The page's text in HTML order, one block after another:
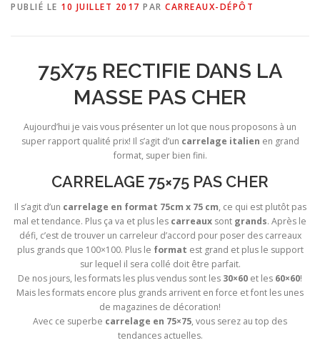
PUBLIÉ LE 10 JUILLET 2017 PAR CARREAUX-DÉPÔT
75X75 RECTIFIE DANS LA
MASSE PAS CHER
Aujourd’hui je vais vous présenter un lot que nous proposons à un
super rapport qualité prix! Il s’agit d’un carrelage italien en grand
format, super bien fini.
CARRELAGE 75×75 PAS CHER
Il s’agit d’un carrelage en format 75cm x 75 cm, ce qui est plutôt pas
mal et tendance. Plus ça va et plus les carreaux sont grands. Après le
défi, c’est de trouver un carreleur d’accord pour poser des carreaux
plus grands que 100×100. Plus le format est grand et plus le support
sur lequel il sera collé doit être parfait.
De nos jours, les formats les plus vendus sont les 30×60 et les 60×60!
Mais les formats encore plus grands arrivent en force et font les unes
de magazines de décoration!
Avec ce superbe carrelage en 75×75, vous serez au top des
tendances actuelles.